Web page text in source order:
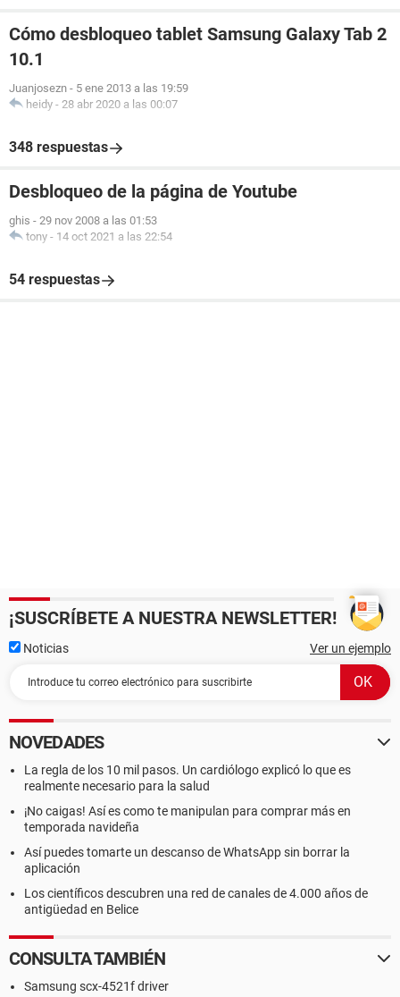
Cómo desbloqueo tablet Samsung Galaxy Tab 2
10.1
Juanjosezn - 5 ene 2013 a las 19:59
heidy - 28 abr 2020 a las 00:07
348 respuestas
Desbloqueo de la página de Youtube
ghis - 29 nov 2008 a las 01:53
tony - 14 oct 2021 a las 22:54
54 respuestas
¡SUSCRÍBETE A NUESTRA NEWSLETTER!
Noticias Ver un ejemplo
NOVEDADES
La regla de los 10 mil pasos. Un cardiólogo explicó lo que es
realmente necesario para la salud
¡No caigas! Así es como te manipulan para comprar más en
temporada navideña
Así puedes tomarte un descanso de WhatsApp sin borrar la
aplicación
Los científicos descubren una red de canales de 4.000 años de
antigüedad en Belice
CONSULTA TAMBIÉN
Samsung scx-4521f driver